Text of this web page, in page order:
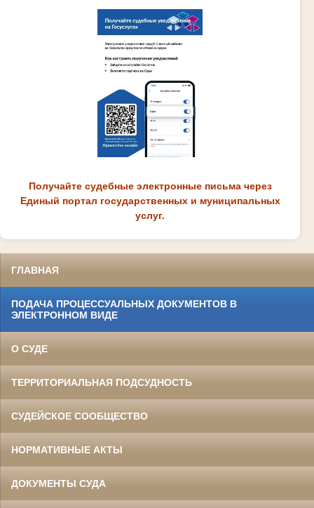
Получайте судебные электронные письма через
Единый портал государственных и муниципальных
услуг.
ГЛАВНАЯ
ПОДАЧА ПРОЦЕССУАЛЬНЫХ ДОКУМЕНТОВ В
ЭЛЕКТРОННОМ ВИДЕ
О СУДЕ
ТЕРРИТОРИАЛЬНАЯ ПОДСУДНОСТЬ
СУДЕЙСКОЕ СООБЩЕСТВО
НОРМАТИВНЫЕ АКТЫ
ДОКУМЕНТЫ СУДА